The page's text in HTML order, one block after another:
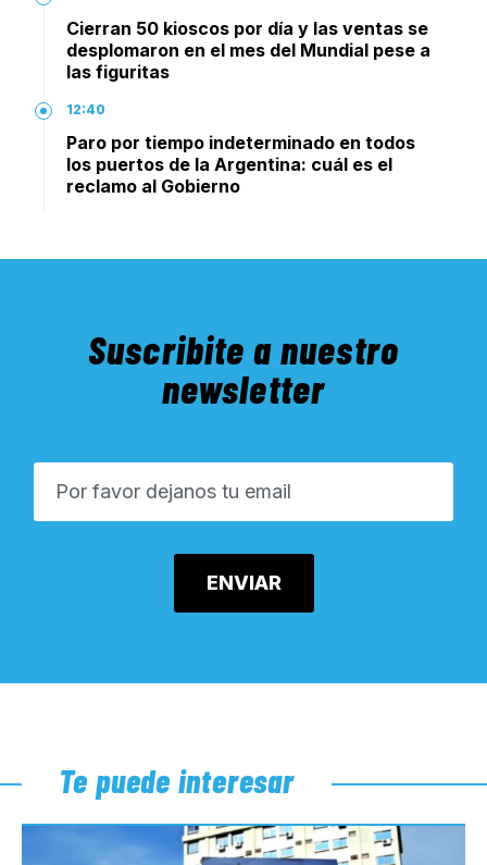
Cierran 50 kioscos por día y las ventas se
desplomaron en el mes del Mundial pese a
las figuritas
12:40
Paro por tiempo indeterminado en todos
los puertos de la Argentina: cuál es el
reclamo al Gobierno
Suscribite a nuestro
newsletter
Te puede interesar